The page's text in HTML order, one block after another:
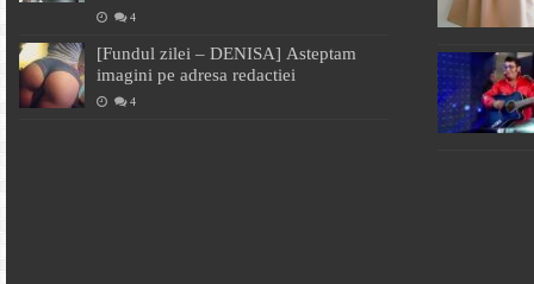
4
[Fundul zilei – DENISA] Asteptam
imagini pe adresa redactiei
4